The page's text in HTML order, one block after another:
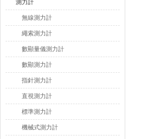
測力計
無線測力計
繩索測力計
數顯量儀測力計
數顯測力計
指針測力計
直視測力計
標準測力計
機械式測力計